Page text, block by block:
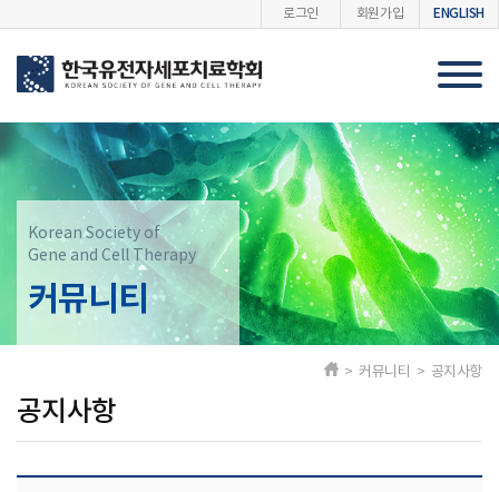
로그인 회원가입 ENGLISH
Korean Society of
Gene and Cell Therapy
커뮤니티
공지사항
> 커뮤니티 > 공지사항